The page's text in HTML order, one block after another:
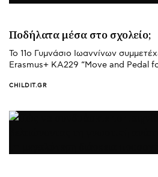
Ποδήλατα μέσα στο σχολείο;
Το 11ο Γυμνάσιο Ιωαννίνων
Erasmus+ ΚΑ229 “Move and Pedal
CHILDIT.GR